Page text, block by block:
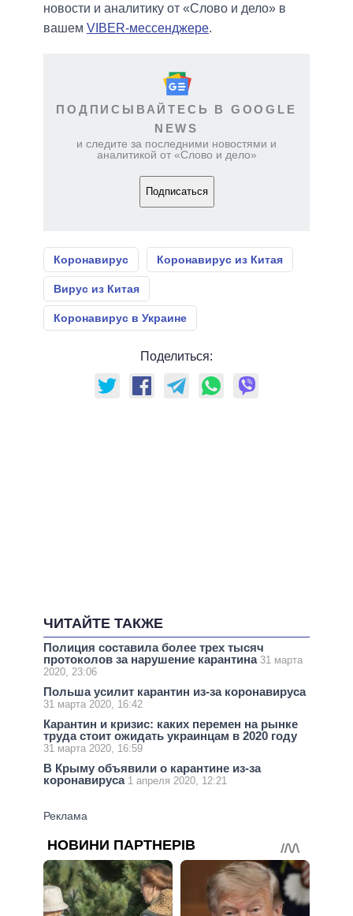
новости и аналитику от «Слово и дело» в
вашем VIBER-мессенджере.
ПОДПИСЫВАЙТЕСЬ В GOOGLE
NEWS
и следите за последними новостями и
аналитикой от «Слово и дело»
Подписаться
Коронавирус Коронавирус из Китая
Вирус из Китая
Коронавирус в Украине
Поделиться:
ЧИТАЙТЕ ТАКЖЕ
Полиция составила более трех тысяч
протоколов за нарушение карантина 31 марта
2020, 23:06
Польша усилит карантин из-за коронавируса
31 марта 2020, 16:42
Карантин и кризис: каких перемен на рынке
труда стоит ожидать украинцам в 2020 году
31 марта 2020, 16:59
В Крыму объявили о карантине из-за
коронавируса 1 апреля 2020, 12:21